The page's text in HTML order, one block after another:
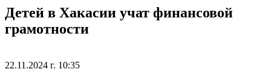
Детей в Хакасии учат финансовой
грамотности
22.11.2024 г. 10:35